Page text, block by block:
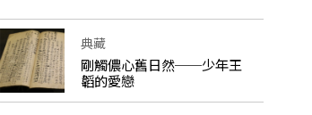
典藏
剛觸儂心舊日然──少年王
韜的愛戀